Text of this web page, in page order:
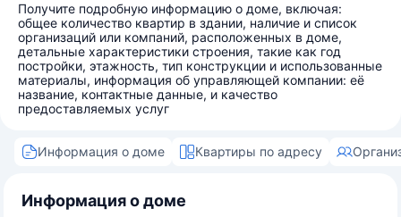
Получите подробную информацию о доме, включая:
общее количество квартир в здании, наличие и список
организаций или компаний, расположенных в доме,
детальные характеристики строения, такие как год
постройки, этажность, тип конструкции и использованные
материалы, информация об управляющей компании: её
название, контактные данные, и качество
предоставляемых услуг
Информация о доме Квартиры по адресу
Информация о доме